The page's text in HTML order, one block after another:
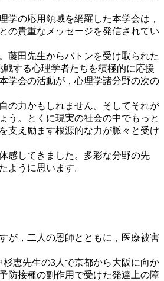
の応用領域を網羅した本学会は，
の貴重なメッセージを発信されてい
藤田先生からバトンを受け取られた
する心理学者たちを積極的に応援
学会の活動が，心理学諸分野の次の
の力かもしれません。そしてそれが
う。とくに現実の社会の中でもっと
支え励ます根源的な力が脈々と受け
感してきました。多彩な分野の先
ように思います。
が，二人の恩師とともに，医療被害
恵先生の3人で京都から大阪に向か
防接種の副作用で受けた発達上の障